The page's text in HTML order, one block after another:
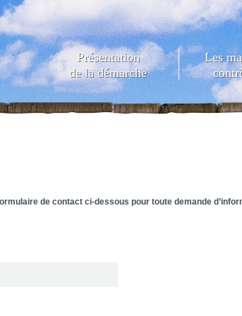
Présentation
de la démarche
Les
de contact ci-dessous pour toute demande